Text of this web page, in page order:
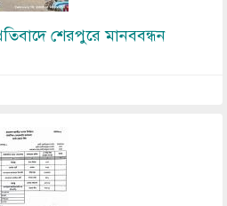
শেরপুরে মানববন্ধন